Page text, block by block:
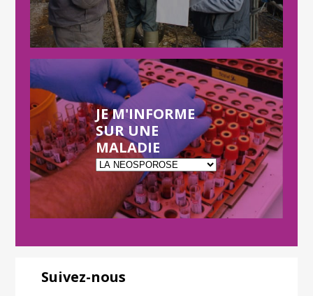
JE M'INFORME
SUR UNE
MALADIE
Suivez-nous